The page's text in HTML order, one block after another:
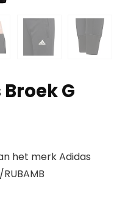
G
het merk Adidas